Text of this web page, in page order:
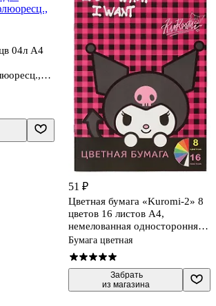
04л А4
51 ₽
Цветная бумага «Kuromi-2» 8
цветов 16 листов А4,
немелованная односторонняя,
скрепка, Centrum
Бумага цветная
Забрать
из магазина